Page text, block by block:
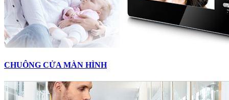
CHUÔNG CỬA MÀN HÌNH